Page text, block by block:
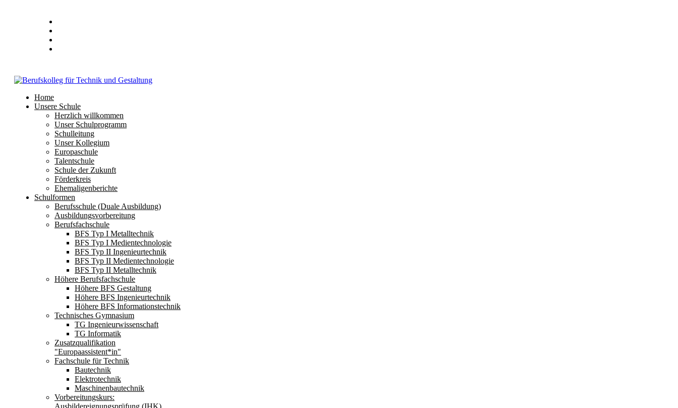
Home
Unsere Schule
Herzlich willkommen
Unser Schulprogramm
Schulleitung
Unser Kollegium
Europaschule
Talentschule
Schule der Zukunft
Förderkreis
Ehemaligenberichte
Schulformen
Berufsschule (Duale Ausbildung)
Ausbildungsvorbereitung
Berufsfachschule
BFS Typ I Metalltechnik
BFS Typ I Medientechnologie
BFS Typ II Ingenieurtechnik
BFS Typ II Medientechnologie
BFS Typ II Metalltechnik
Höhere Berufsfachschule
Höhere BFS Gestaltung
Höhere BFS Ingenieurtechnik
Höhere BFS Informationstechnik
Technisches Gymnasium
TG Ingenieurwissenschaft
TG Informatik
Zusatzqualifikation
"Europaassistent*in"
Fachschule für Technik
Bautechnik
Elektrotechnik
Maschinenbautechnik
Vorbereitungskurs:
Ausbildereignungsprüfung (IHK)